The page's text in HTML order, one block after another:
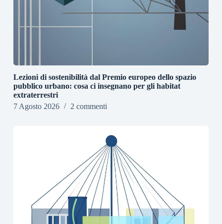
Lezioni di sostenibilità dal Premio europeo dello spazio
pubblico urbano: cosa ci insegnano per gli habitat
extraterrestri
7 Agosto 2026
2 commenti